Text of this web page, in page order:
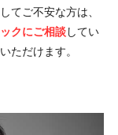
てご不安な方は、
クにご相談してい
ただけます。